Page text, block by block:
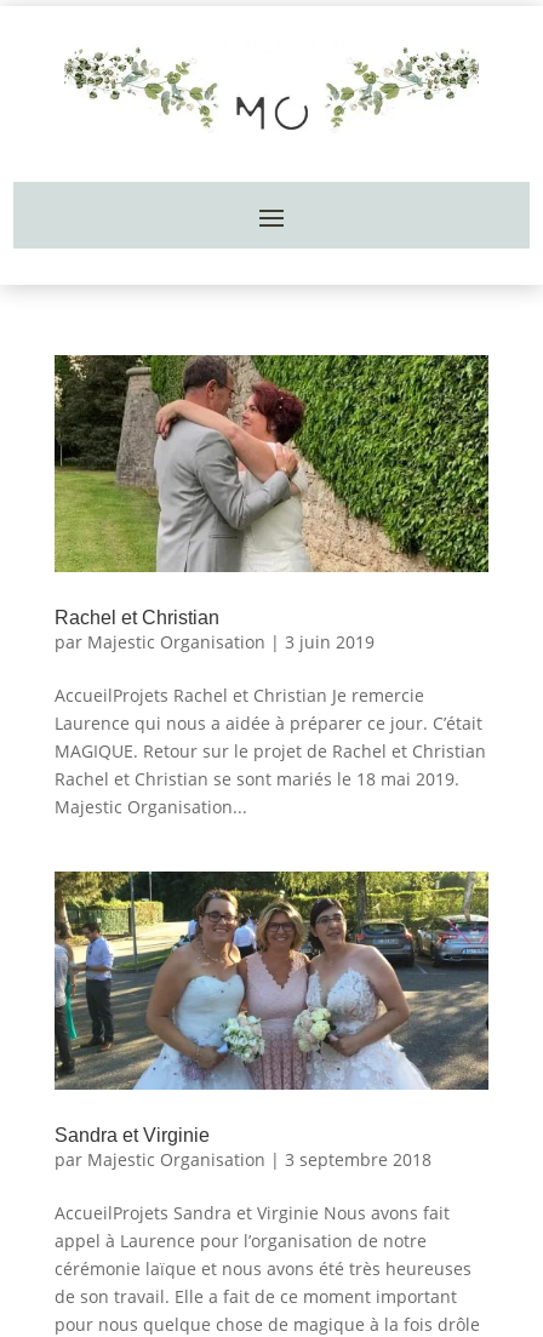
Rachel et Christian
par Majestic Organisation | 3 juin 2019
AccueilProjets Rachel et Christian Je remercie
Laurence qui nous a aidée à préparer ce jour. C’était
MAGIQUE. Retour sur le projet de Rachel et Christian
Rachel et Christian se sont mariés le 18 mai 2019.
Majestic Organisation...
Sandra et Virginie
par Majestic Organisation | 3 septembre 2018
AccueilProjets Sandra et Virginie Nous avons fait
appel à Laurence pour l’organisation de notre
cérémonie laïque et nous avons été très heureuses
de son travail. Elle a fait de ce moment important
pour nous quelque chose de magique à la fois drôle